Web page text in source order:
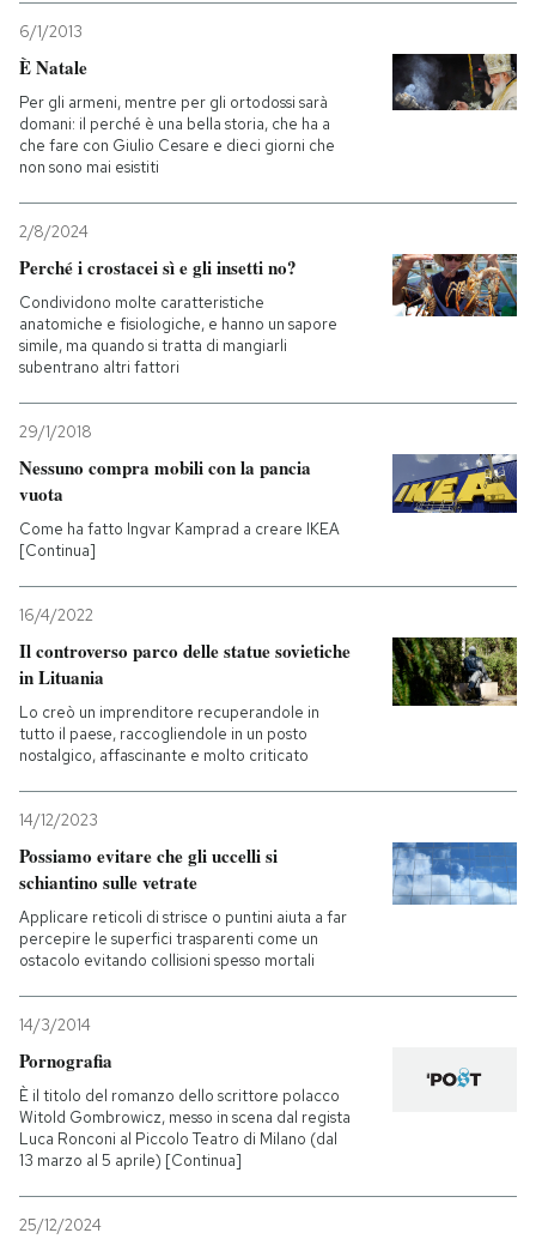
6/1/2013
È Natale
Per gli armeni, mentre per gli ortodossi sarà
domani: il perché è una bella storia, che ha a
che fare con Giulio Cesare e dieci giorni che
non sono mai esistiti
2/8/2024
Perché i crostacei sì e gli insetti no?
Condividono molte caratteristiche
anatomiche e fisiologiche, e hanno un sapore
simile, ma quando si tratta di mangiarli
subentrano altri fattori
29/1/2018
Nessuno compra mobili con la pancia
vuota
Come ha fatto Ingvar Kamprad a creare IKEA
[Continua]
16/4/2022
Il controverso parco delle statue sovietiche
in Lituania
Lo creò un imprenditore recuperandole in
tutto il paese, raccogliendole in un posto
nostalgico, affascinante e molto criticato
14/12/2023
Possiamo evitare che gli uccelli si
schiantino sulle vetrate
Applicare reticoli di strisce o puntini aiuta a far
percepire le superfici trasparenti come un
ostacolo evitando collisioni spesso mortali
14/3/2014
Pornografia
È il titolo del romanzo dello scrittore polacco
Witold Gombrowicz, messo in scena dal regista
Luca Ronconi al Piccolo Teatro di Milano (dal
13 marzo al 5 aprile) [Continua]
25/12/2024